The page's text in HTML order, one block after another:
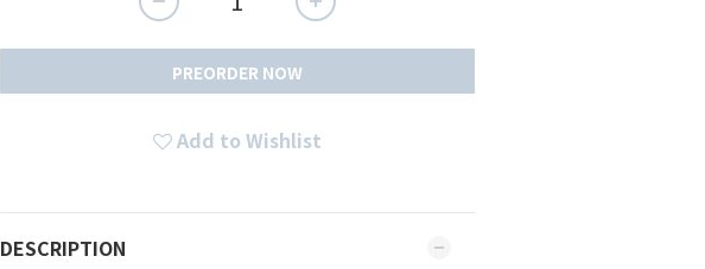
PREORDER NOW
Add to Wishlist
DESCRIPTION